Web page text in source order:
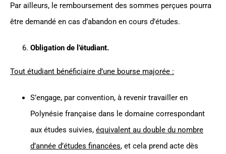
Par ailleurs, le remboursement des sommes perçues pourra
être demandé en cas d’abandon en cours d’études.
Obligation de l’étudiant.
Tout étudiant bénéficiaire d’une bourse majorée :
S’engage, par convention, à revenir travailler en
Polynésie française dans le domaine correspondant
aux études suivies, équivalent au double du nombre
d’année d’études financées, et cela prend acte dès